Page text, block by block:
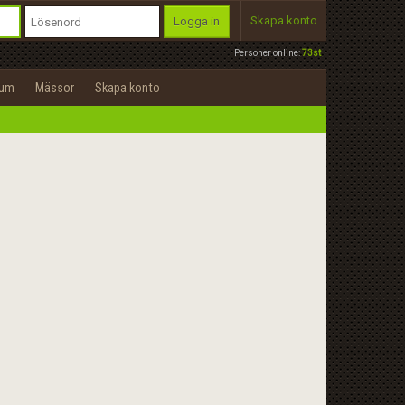
Personer online:73st
Logga in Skapa konto
Mässor Skapa konto